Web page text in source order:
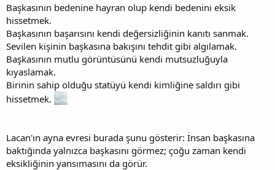
Başkasının bedenine hayran olup kendi bedenini eksik
hissetmek.
Başkasının başarısını kendi değersizliğinin kanıtı sanmak.
Sevilen kişinin başkasına bakışını tehdit gibi algılamak.
Başkasının mutlu görüntüsünü kendi mutsuzluğuyla
kıyaslamak.
Birinin sahip olduğu statüyü kendi kimliğine saldırı gibi
hissetmek.
Lacan'ın ayna evresi burada şunu gösterir: İnsan başkasına
baktığında yalnızca başkasını görmez; çoğu zaman kendi
eksikliğinin yansımasını da görür.